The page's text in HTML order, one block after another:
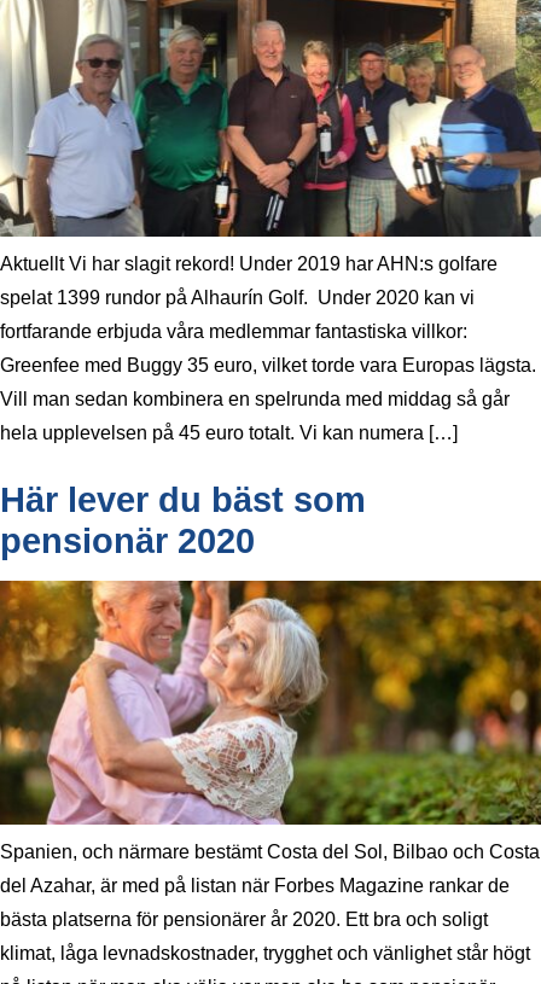
Aktuellt Vi har slagit rekord! Under 2019 har AHN:s golfare
spelat 1399 rundor på Alhaurín Golf. Under 2020 kan vi
fortfarande erbjuda våra medlemmar fantastiska villkor:
Greenfee med Buggy 35 euro, vilket torde vara Europas lägsta.
Vill man sedan kombinera en spelrunda med middag så går
hela upplevelsen på 45 euro totalt. Vi kan numera […]
Här lever du bäst som
pensionär 2020
Spanien, och närmare bestämt Costa del Sol, Bilbao och Costa
del Azahar, är med på listan när Forbes Magazine rankar de
bästa platserna för pensionärer år 2020. Ett bra och soligt
klimat, låga levnadskostnader, trygghet och vänlighet står högt